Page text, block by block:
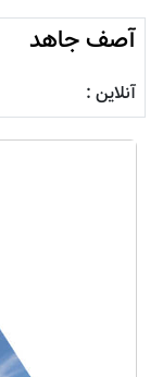
آصف جاهد
آنلاین :